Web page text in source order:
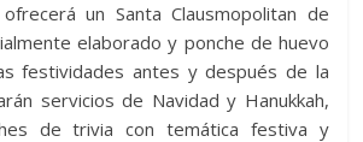
un Santa Clausmopolitan de
elaborado y ponche de huevo
festividades antes y después de la
servicios de Navidad y Hanukkah,
de trivia con temática festiva y